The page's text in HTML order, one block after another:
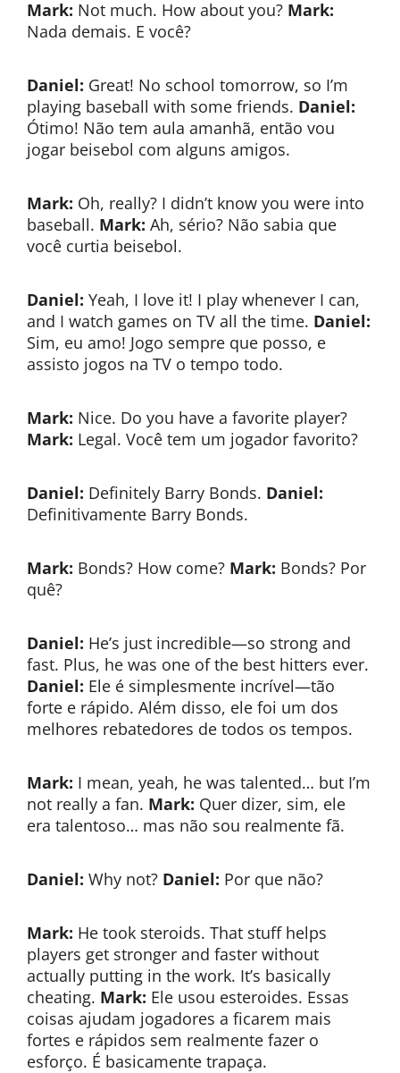
Mark: Not much. How about you? Mark:
Nada demais. E você?
Daniel: Great! No school tomorrow, so I’m
playing baseball with some friends. Daniel:
Ótimo! Não tem aula amanhã, então vou
jogar beisebol com alguns amigos.
Mark: Oh, really? I didn’t know you were into
baseball. Mark: Ah, sério? Não sabia que
você curtia beisebol.
Daniel: Yeah, I love it! I play whenever I can,
and I watch games on TV all the time. Daniel:
Sim, eu amo! Jogo sempre que posso, e
assisto jogos na TV o tempo todo.
Mark: Nice. Do you have a favorite player?
Mark: Legal. Você tem um jogador favorito?
Daniel: Definitely Barry Bonds. Daniel:
Definitivamente Barry Bonds.
Mark: Bonds? How come? Mark: Bonds? Por
quê?
Daniel: He’s just incredible—so strong and
fast. Plus, he was one of the best hitters ever.
Daniel: Ele é simplesmente incrível—tão
forte e rápido. Além disso, ele foi um dos
melhores rebatedores de todos os tempos.
Mark: I mean, yeah, he was talented… but I’m
not really a fan. Mark: Quer dizer, sim, ele
era talentoso… mas não sou realmente fã.
Daniel: Why not? Daniel: Por que não?
Mark: He took steroids. That stuff helps
players get stronger and faster without
actually putting in the work. It’s basically
cheating. Mark: Ele usou esteroides. Essas
coisas ajudam jogadores a ficarem mais
fortes e rápidos sem realmente fazer o
esforço. É basicamente trapaça.